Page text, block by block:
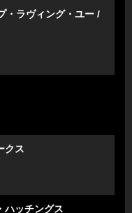
・ラヴィング・ユー /
クス
ハッチングス